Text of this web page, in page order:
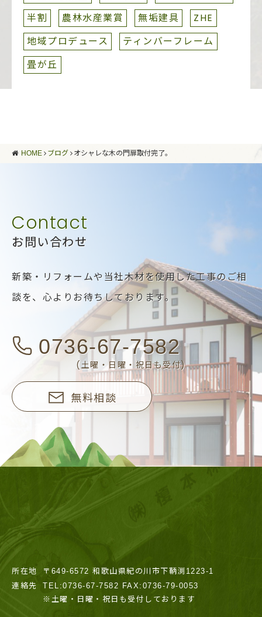
半割
農林水産業賞 無垢建具
ZHE
地域プロデュース
ティンバーフレーム
畳が丘
HOME ブログ オシャレな木の門扉取付完了。
お問い合わせ
新築・リフォームや当社木材を使用した工事のご相
談を、 心よりお待ちしております。
0736-67-7582
(土曜・日曜・祝日も受付)
無料相談
所在地
〒649-6572 和歌山県紀の川市下鞆渕1223-1
連絡先
TEL:0736-67-7582 FAX:0736-79-0053
※土曜・日曜・祝日も受付しております